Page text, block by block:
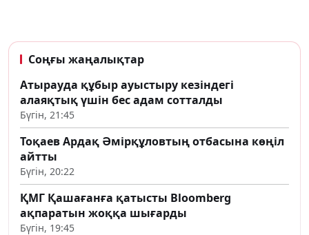
Соңғы жаңалықтар
Атырауда құбыр ауыстыру кезіндегі
алаяқтық үшін бес адам сотталды
Бүгін, 21:45
Тоқаев Ардақ Әмірқұловтың отбасына көңіл
айтты
Бүгін, 20:22
ҚМГ Қашағанға қатысты Bloomberg
ақпаратын жоққа шығарды
Бүгін, 19:45